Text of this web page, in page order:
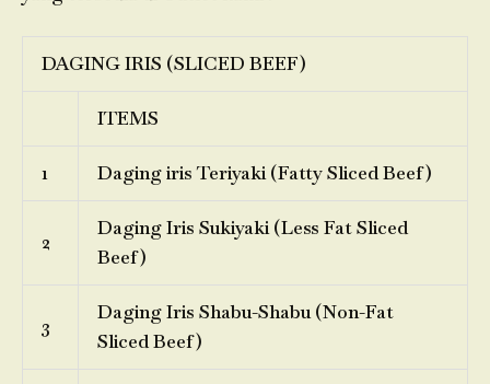
DAGING IRIS (SLICED BEEF)
ITEMS
1 Daging iris Teriyaki (Fatty Sliced Beef)
2
Daging Iris Sukiyaki (Less Fat Sliced
Beef)
3
Daging Iris Shabu-Shabu (Non-Fat
Sliced Beef)